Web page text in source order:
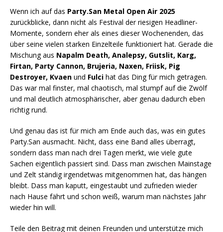
Wenn ich auf das Party.San Metal Open Air 2025
zurückblicke, dann nicht als Festival der riesigen Headliner-
Momente, sondern eher als eines dieser Wochenenden, das
über seine vielen starken Einzelteile funktioniert hat. Gerade die
Mischung aus Napalm Death, Analepsy, Gutslit, Karg,
Firtan, Party Cannon, Brujeria, Naxen, Friisk, Pig
Destroyer, Kvaen und Fulci hat das Ding für mich getragen.
Das war mal finster, mal chaotisch, mal stumpf auf die Zwölf
und mal deutlich atmosphärischer, aber genau dadurch eben
richtig rund.
Und genau das ist für mich am Ende auch das, was ein gutes
Party.San ausmacht. Nicht, dass eine Band alles überragt,
sondern dass man nach drei Tagen merkt, wie viele gute
Sachen eigentlich passiert sind. Dass man zwischen Mainstage
und Zelt ständig irgendetwas mitgenommen hat, das hängen
bleibt. Dass man kaputt, eingestaubt und zufrieden wieder
nach Hause fährt und schon weiß, warum man nächstes Jahr
wieder hin will.
Teile den Beitrag mit deinen Freunden und unterstütze mich